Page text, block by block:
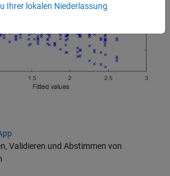
Validieren und Abstimmen von
Ihrer lokalen Niederlassung